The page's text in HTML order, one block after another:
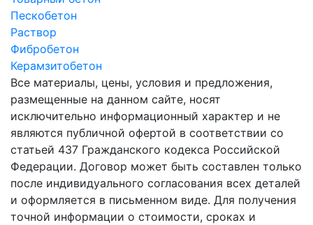
Пескобетон
Раствор
Фибробетон
Керамзитобетон
Все материалы, цены, условия и предложения,
размещенные на данном сайте, носят
исключительно информационный характер и не
являются публичной офертой в соответствии со
статьей 437 Гражданского кодекса Российской
Федерации. Договор может быть составлен только
после индивидуального согласования всех деталей
и оформляется в письменном виде. Для получения
точной информации о стоимости, сроках и